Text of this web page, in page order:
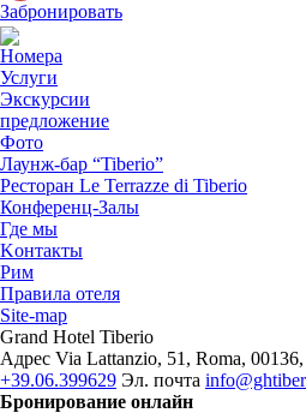
Забронировать
Close
menu
Номера
Услуги
Экскурсии
предложение
Фото
Лаунж-бар “Tiberio”
Ресторан Le Terrazze di Tiberio
Конференц-Залы
Где мы
Kонтакты
Рим
Правила отеля
Site-map
Grand Hotel Tiberio
Адрес Via Lattanzio, 51, Roma,
+39.06.399629 Эл. почта
Бронирование онлайн